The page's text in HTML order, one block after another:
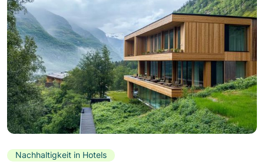
Nachhaltigkeit in Hotels